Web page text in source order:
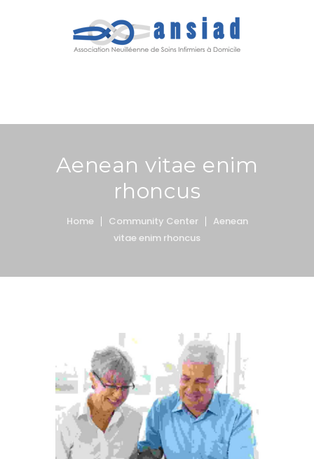
Aenean vitae enim
rhoncus
Home Community Center
Aenean
vitae enim rhoncus